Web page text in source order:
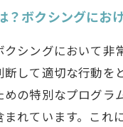
？ボクシングにお
クシングにおいて非
断して適切な行動を
めの特別なプログラ
まれています。これ